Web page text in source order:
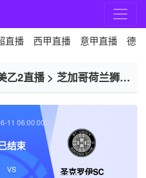
直播 西甲直播 意甲直播 德
乙2直播> 芝加哥荷兰狮
圣克罗伊SC
11 06:00:00
结束
VS